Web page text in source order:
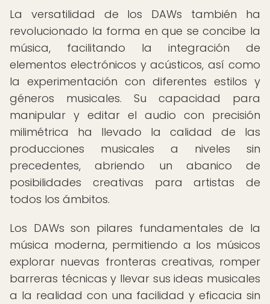
La versatilidad de los DAWs también ha
revolucionado la forma en que se concibe la
música, facilitando la integración de
elementos electrónicos y acústicos, así como
la experimentación con diferentes estilos y
géneros musicales. Su capacidad para
manipular y editar el audio con precisión
milimétrica ha llevado la calidad de las
producciones musicales a niveles sin
precedentes, abriendo un abanico de
posibilidades creativas para artistas de
todos los ámbitos.
Los DAWs son pilares fundamentales de la
música moderna, permitiendo a los músicos
explorar nuevas fronteras creativas, romper
barreras técnicas y llevar sus ideas musicales
a la realidad con una facilidad y eficacia sin